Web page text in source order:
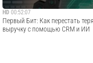
HD 00:52:07
Первый Бит: Как перестать
выручку с помощью CRM и ИИ